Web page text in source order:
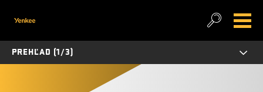
PREHĽAD (1/3)